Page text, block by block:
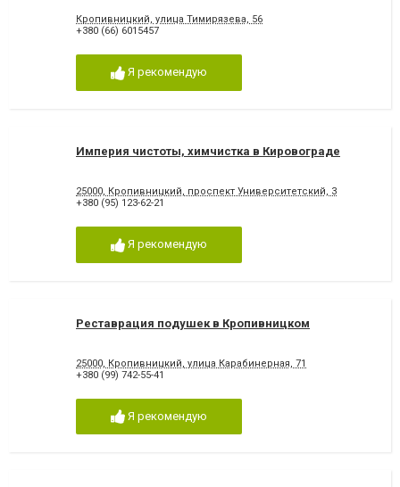
Кропивницкий, улица Тимирязева, 56
+380 (66) 6015457
Я рекомендую
Империя чистоты, химчистка в Кировограде
25000, Кропивницкий, проспект Университетский, 3
+380 (95) 123-62-21
Я рекомендую
Реставрация подушек в Кропивницком
25000, Кропивницкий, улица Карабинерная, 71
+380 (99) 742-55-41
Я рекомендую